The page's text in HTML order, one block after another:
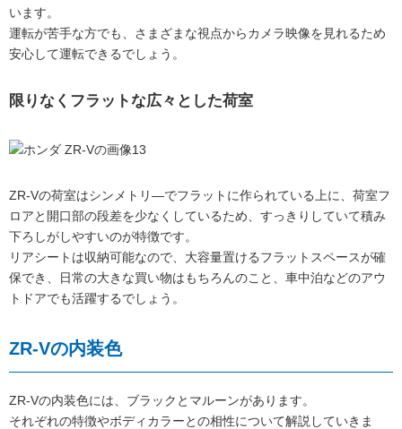
います。
運転が苦手な方でも、さまざまな視点からカメラ映像を見れるため
安心して運転できるでしょう。
限りなくフラットな広々とした荷室
ZR-Vの荷室はシンメトリ―でフラットに作られている上に、荷室フ
ロアと開口部の段差を少なくしているため、すっきりしていて積み
下ろしがしやすいのが特徴です。
リアシートは収納可能なので、大容量置けるフラットスペースが確
保でき、日常の大きな買い物はもちろんのこと、車中泊などのアウ
トドアでも活躍するでしょう。
ZR-Vの内装色
ZR-Vの内装色には、ブラックとマルーンがあります。
それぞれの特徴やボディカラーとの相性について解説していきま